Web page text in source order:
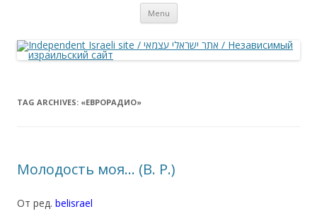
Menu Skip
content
TAG ARCHIVES: «ЕВРОРАДИО»
Молодость моя… (В. Р.)
От ред. belisrael